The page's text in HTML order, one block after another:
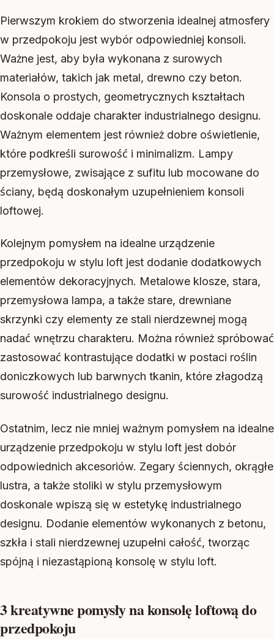
Pierwszym krokiem do stworzenia idealnej atmosfery
w przedpokoju jest wybór odpowiedniej konsoli.
Ważne jest, aby była wykonana z surowych
materiałów, takich jak metal, drewno czy beton.
Konsola o prostych, geometrycznych kształtach
doskonale oddaje charakter industrialnego designu.
Ważnym elementem jest również dobre oświetlenie,
które podkreśli surowość i minimalizm. Lampy
przemysłowe, zwisające z sufitu lub mocowane do
ściany, będą doskonałym uzupełnieniem konsoli
loftowej.
Kolejnym pomysłem na idealne urządzenie
przedpokoju w stylu loft jest dodanie dodatkowych
elementów dekoracyjnych. Metalowe klosze, stara,
przemysłowa lampa, a także stare, drewniane
skrzynki czy elementy ze stali nierdzewnej mogą
nadać wnętrzu charakteru. Można również spróbować
zastosować kontrastujące dodatki w postaci roślin
doniczkowych lub barwnych tkanin, które złagodzą
surowość industrialnego designu.
Ostatnim, lecz nie mniej ważnym pomysłem na idealne
urządzenie przedpokoju w stylu loft jest dobór
odpowiednich akcesoriów. Zegary ściennych, okrągłe
lustra, a także stoliki w stylu przemysłowym
doskonale wpiszą się w estetykę industrialnego
designu. Dodanie elementów wykonanych z betonu,
szkła i stali nierdzewnej uzupełni całość, tworząc
spójną i niezastąpioną konsolę w stylu loft.
3 kreatywne pomysły na konsolę loftową do
przedpokoju